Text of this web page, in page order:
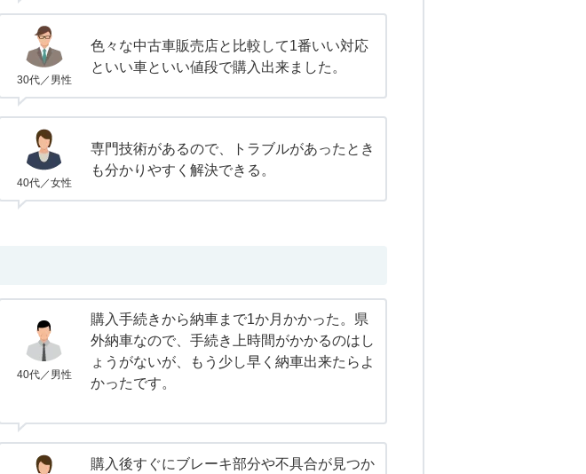
30代／男性
色々な中古車販売店と比較して1番いい対応
といい車といい値段で購入出来ました。
40代／女性
専門技術があるので、トラブルがあったとき
も分かりやすく解決できる。
40代／男性
購入手続きから納車まで1か月かかった。県
外納車なので、手続き上時間がかかるのはし
ょうがないが、もう少し早く納車出来たらよ
かったです。
購入後すぐにブレーキ部分や不具合が見つか